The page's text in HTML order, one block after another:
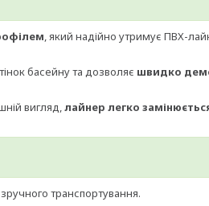
, який надійно утримує ПВХ-
басейну та дозволяє швидко
вигляд,лайнер легко
транспортування.